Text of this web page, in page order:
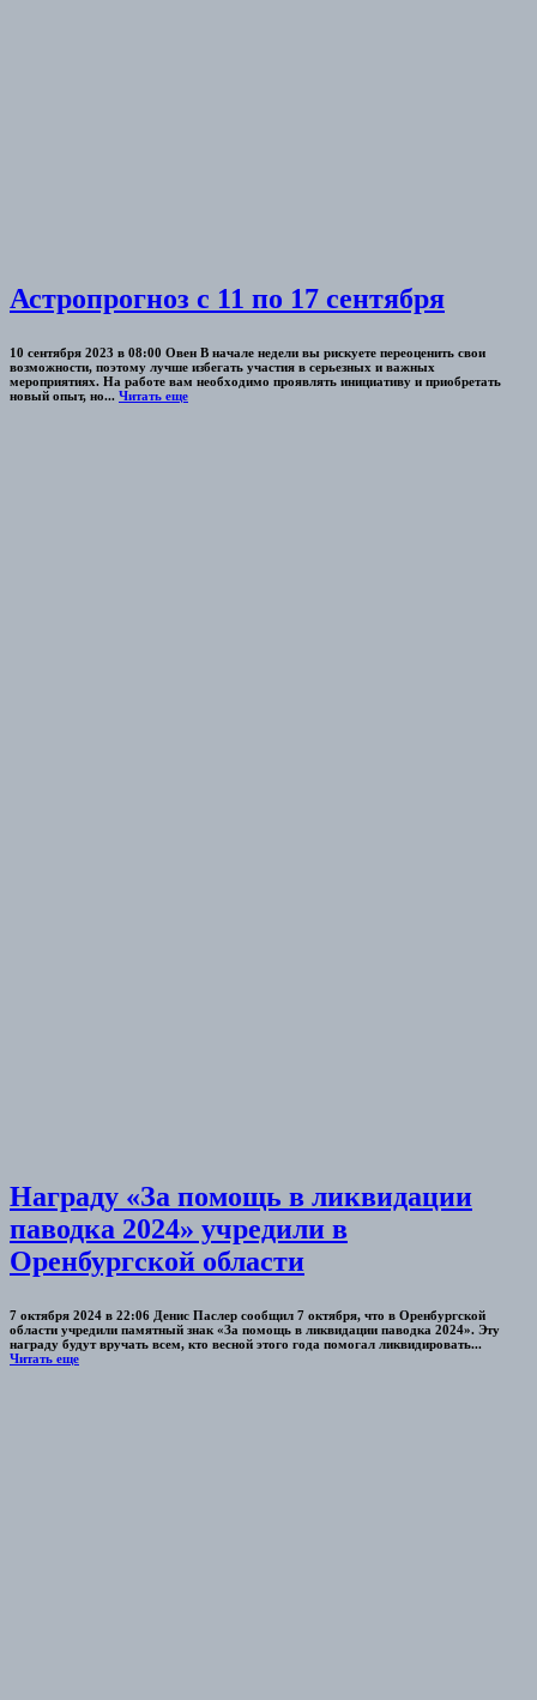
Астропрогноз с 11 по 17 сентября
10 сентября 2023 в 08:00 Овен В начале недели вы рискуете переоценить свои
возможности, поэтому лучше избегать участия в серьезных и важных
мероприятиях. На работе вам необходимо проявлять инициативу и приобретать
новый опыт, но... Читать еще
Награду «За помощь в ликвидации
паводка 2024» учредили в
Оренбургской области
7 октября 2024 в 22:06 Денис Паслер сообщил 7 октября, что в Оренбургской
области учредили памятный знак «За помощь в ликвидации паводка 2024». Эту
награду будут вручать всем, кто весной этого года помогал ликвидировать...
Читать еще